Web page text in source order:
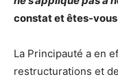
constat et êtes-vous
La Principauté a en
restructurations et